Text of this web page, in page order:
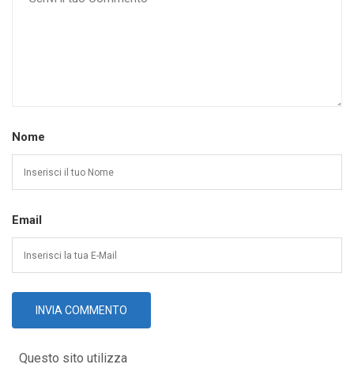
Nome
Email
Questo sito utilizza